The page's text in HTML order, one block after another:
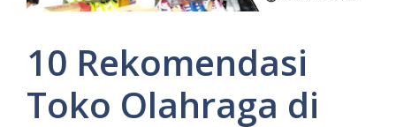
10 Rekomendasi
Toko Olahraga di